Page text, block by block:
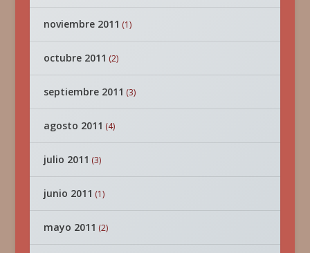
noviembre 2011 (1)
octubre 2011 (2)
septiembre 2011 (3)
agosto 2011 (4)
julio 2011 (3)
junio 2011 (1)
mayo 2011 (2)